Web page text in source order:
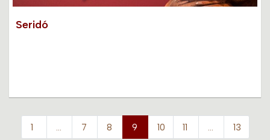
Seridó
1 … 7 8 9 10 11 … 13